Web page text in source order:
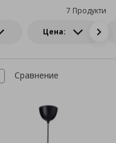
Цена:
7 Продукти
Сравнение